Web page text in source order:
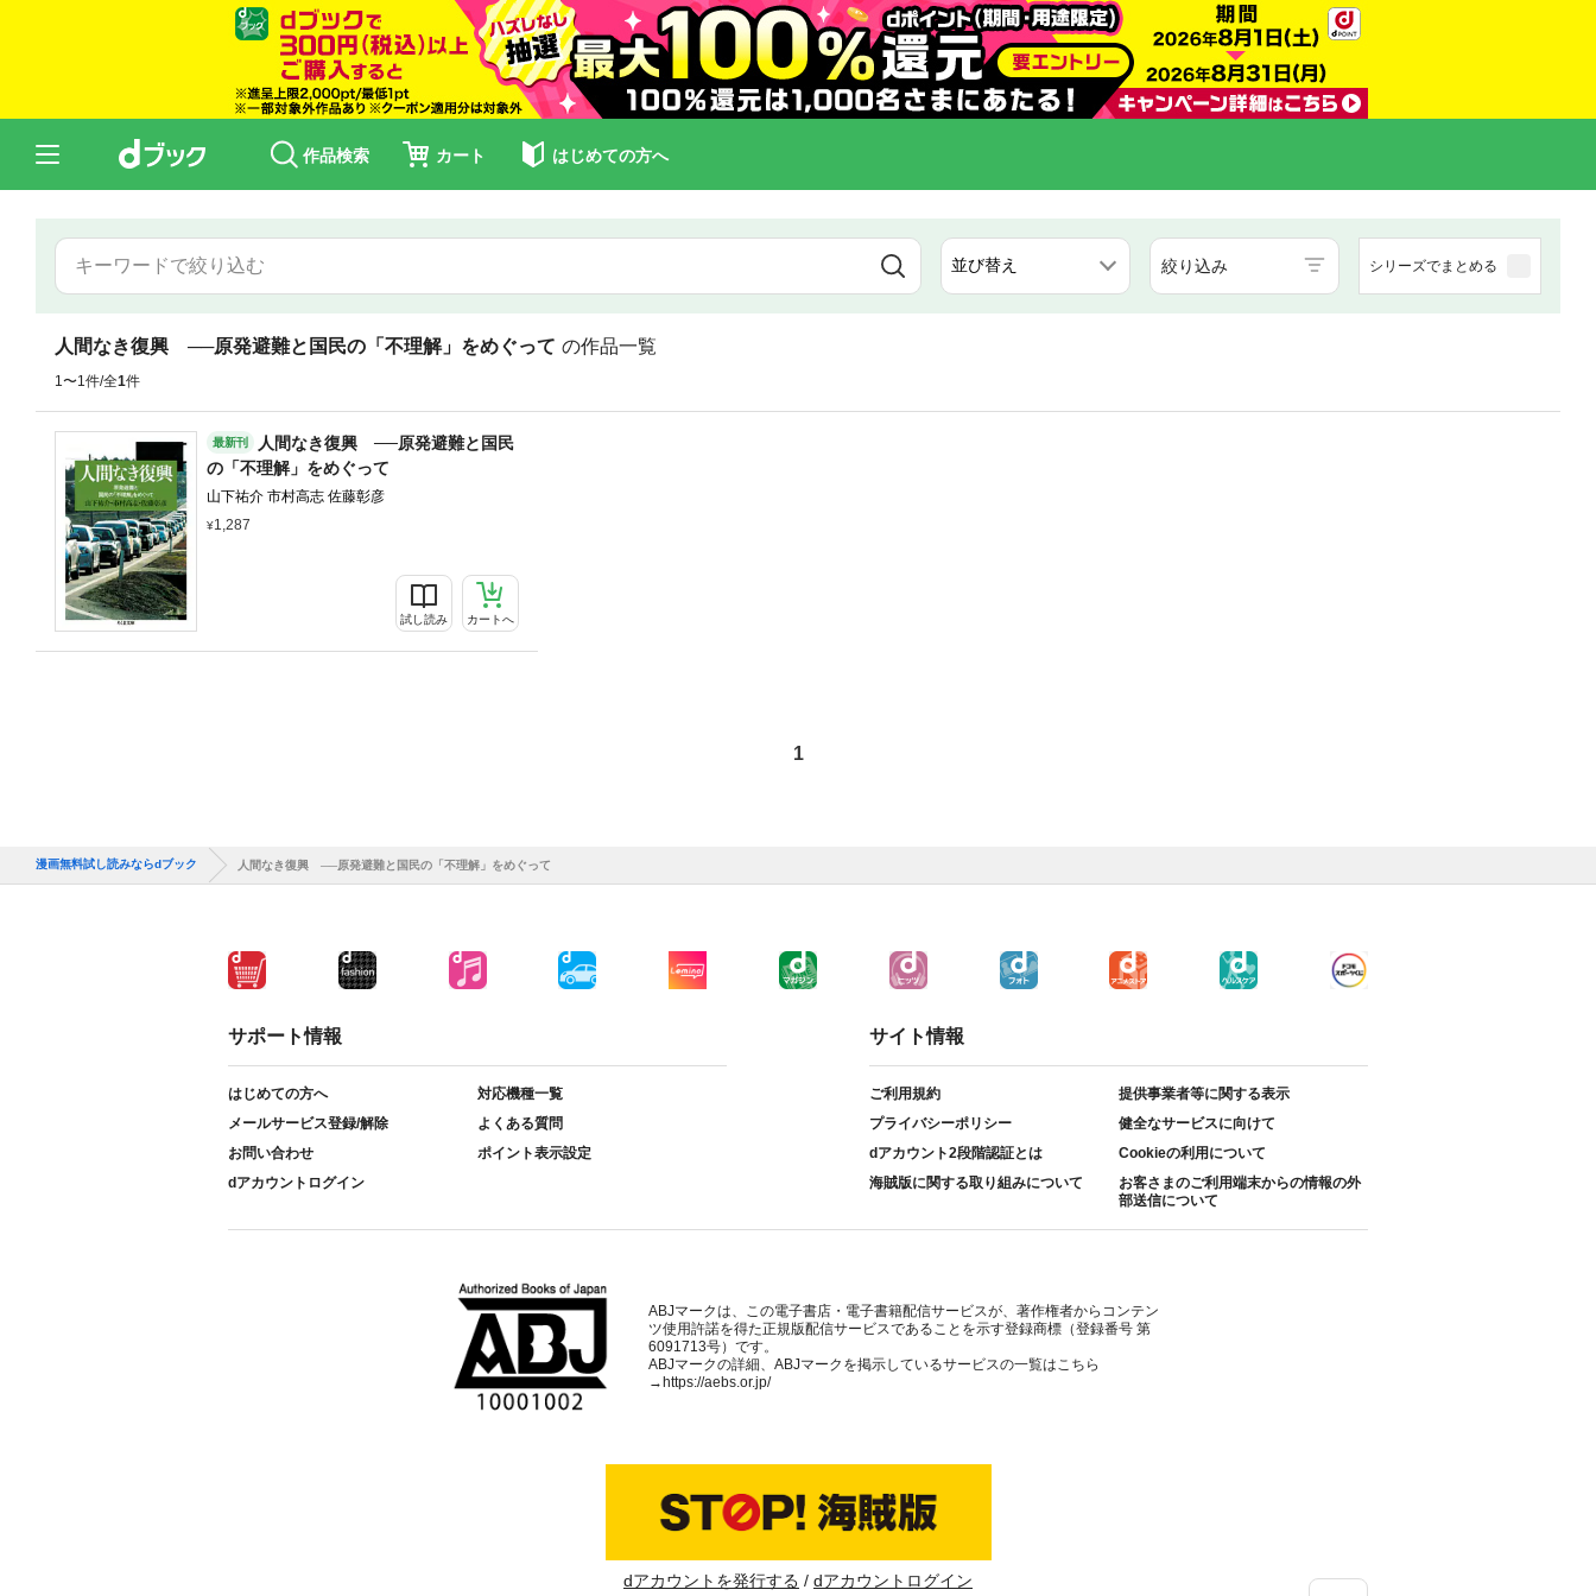
作品検索 カート はじめての方へ
絞り込み シリーズでまとめる
人間なき復興 ──原発避難と国民の「不理解」をめぐって の作品一覧
1〜1件/全1件
最新刊
人間なき復興 ──原発避難と国民
の「不理解」をめぐって
山下祐介 市村高志 佐藤彰彦
1,287
試し読み カートへ
1
漫画無料試し読みならdブック 人間なき復興 ──原発避難と国民の「不理解」をめぐって
サポート情報
はじめての方へ
対応機種一覧
メールサービス登録/解除
よくある質問
お問い合わせ
ポイント表示設定
dアカウントログイン
サイト情報
ご利用規約
提供事業者等に関する表示
プライバシーポリシー
健全なサービスに向けて
dアカウント2段階認証とは
Cookieの利用について
海賊版に関する取り組みについて
お客さまのご利用端末からの情報の外
部送信について
ABJマークは、この電子書店・電子書籍配信サービスが、著作権者からコンテン
ツ使用許諾を得た正規版配信サービスであることを示す登録商標（登録番号 第
6091713号）です。
ABJマークの詳細、ABJマークを掲示しているサービスの一覧はこちら
→https://aebs.or.jp/
dアカウントを発行する dアカウントログイン